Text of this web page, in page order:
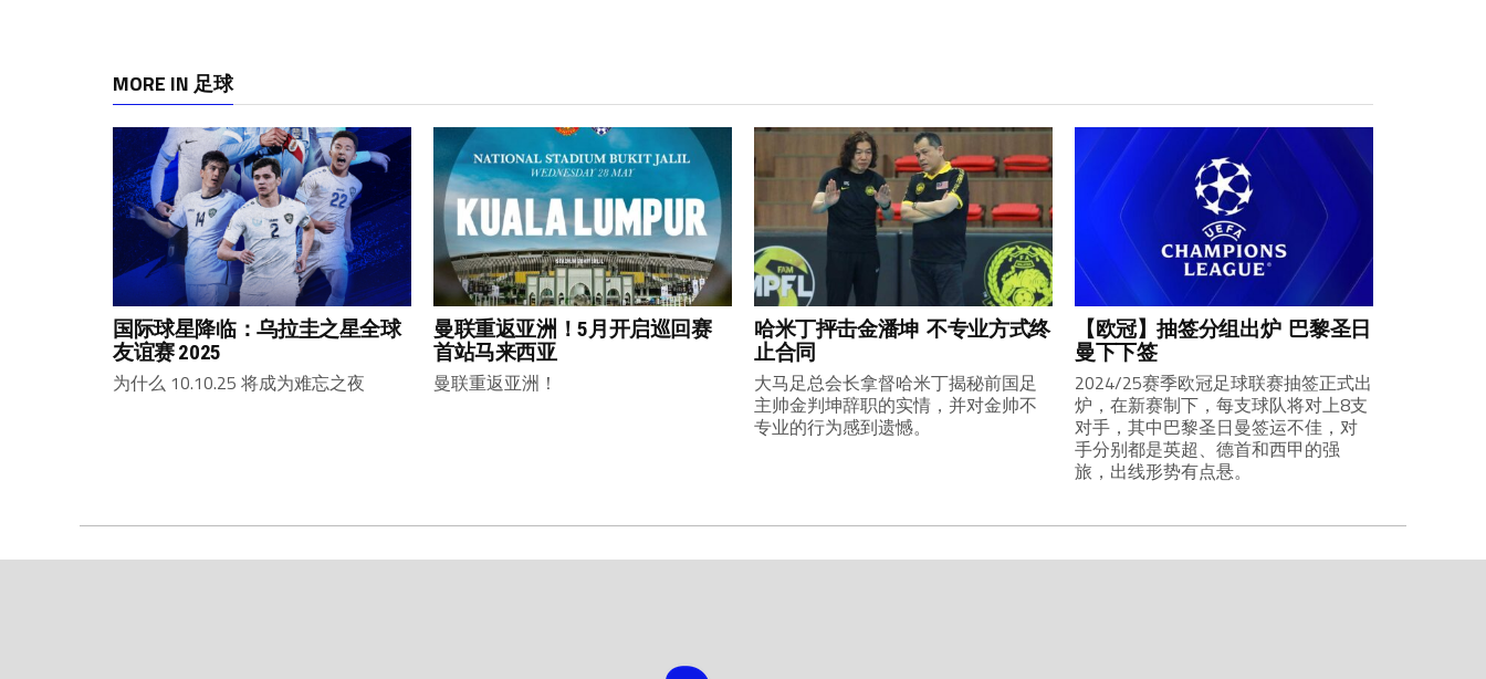
MORE IN 足球
国际球星降临：乌拉圭之星全球
友谊赛 2025
为什么 10.10.25 将成为难忘之夜
曼联重返亚洲！5月开启巡回赛
首站马来西亚
曼联重返亚洲！
哈米丁抨击金潘坤 不专业方式终
止合同
大马足总会长拿督哈米丁揭秘前国足
主帅金判坤辞职的实情，并对金帅不
专业的行为感到遗憾。
【欧冠】抽签分组出炉 巴黎圣日
曼下下签
2024/25赛季欧冠足球联赛抽签正式出
炉，在新赛制下，每支球队将对上8支
对手，其中巴黎圣日曼签运不佳，对
手分别都是英超、德首和西甲的强
旅，出线形势有点悬。